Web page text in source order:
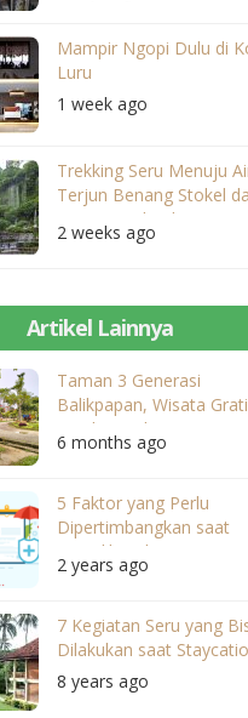
Mampir Ngopi Dulu di
Luru
1 week ago
Trekking Seru Menuju
Terjun Benang Stokel
Benang Kelambu
2 weeks ago
Artikel Lainnya
Taman 3 Generasi
Balikpapan, Wisata
untuk Segala Usia
6 months ago
5 Faktor yang Perlu
Dipertimbangkan saat
Memilih Polis Asuransi
Anda
2 years ago
7 Kegiatan Seru yang
Dilakukan saat
8 years ago